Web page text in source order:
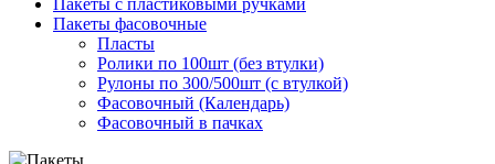
Пакеты с пластиковыми ручками
Пакеты фасовочные
Пласты
Ролики по 100шт (без втулки)
Рулоны по 300/500шт (с втулкой)
Фасовочный (Календарь)
Фасовочный в пачках